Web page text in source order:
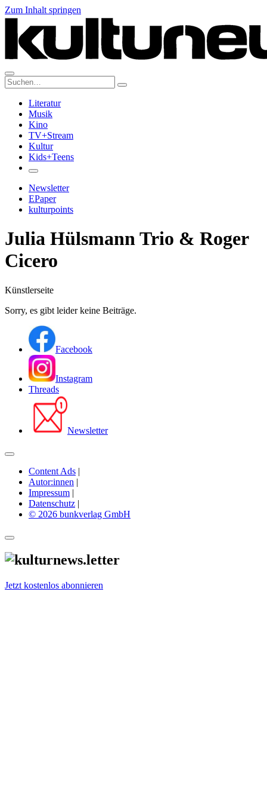
Zum Inhalt springen
Suche:
Literatur
Musik
Kino
TV+Stream
Kultur
Kids+Teens
Newsletter
EPaper
kulturpoints
Julia Hülsmann Trio & Roger
Cicero
Künstlerseite
Sorry, es gibt leider keine Beiträge.
Facebook
Instagram
Threads
Newsletter
Content Ads |
Autor:innen |
Impressum |
Datenschutz |
© 2026 bunkverlag GmbH
Jetzt kostenlos abonnieren